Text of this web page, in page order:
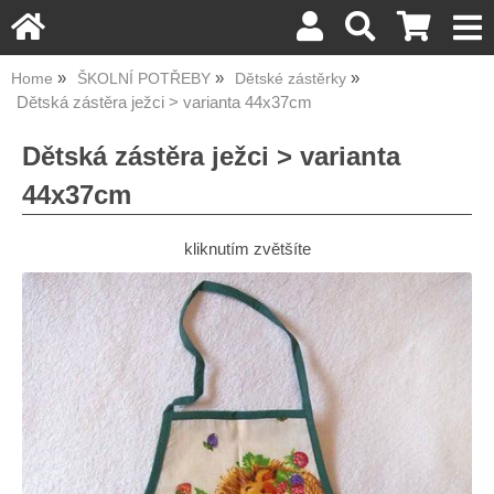
Home ŠKOLNÍ POTŘEBY Dětské zástěrky
Dětská zástěra ježci > varianta 44x37cm
Dětská zástěra ježci > varianta
44x37cm
kliknutím zvětšíte